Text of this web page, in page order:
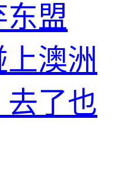
盟
澳洲
了也